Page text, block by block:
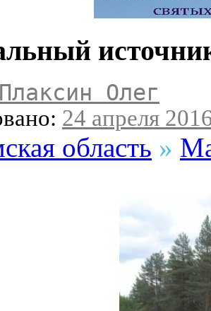
Олег
24 апреля
область »